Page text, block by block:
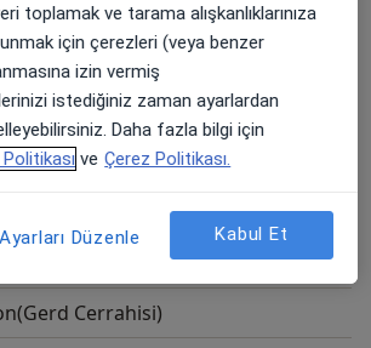
Ameliyatı
Cerrahisi
- Laparoskopik Cerrahi
Cerrahisi)
toplamak ve tarama alışkanlıklarınıza
için çerezleri (veya benzer
izin vermiş
istediğiniz zaman ayarlardan
Daha fazla bilgi için
ve Çerez Politikası.
Ayarları Düzenle Kabul Et